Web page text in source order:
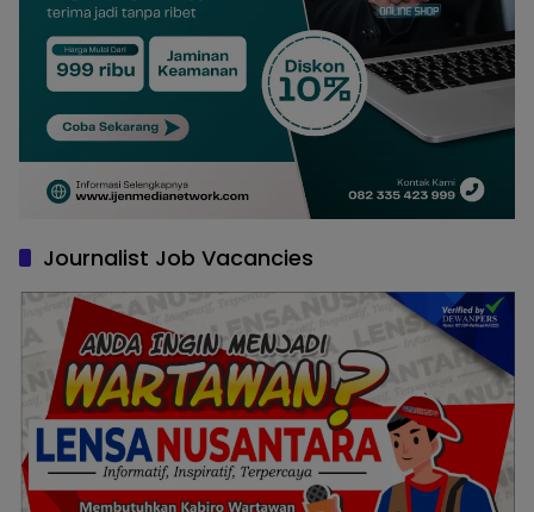
Journalist Job Vacancies